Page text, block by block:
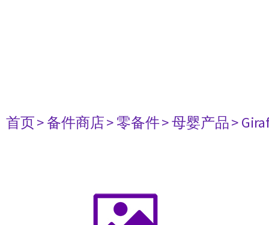
首页> 备件商店> 零备件> 母婴产品>